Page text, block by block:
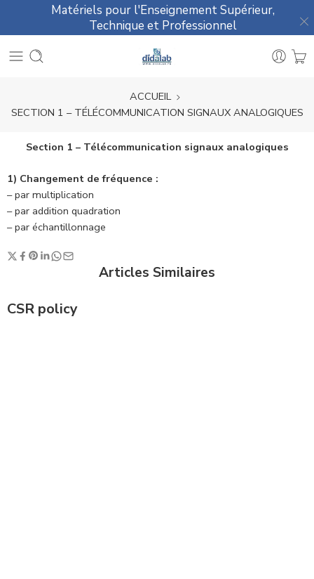
Matériels pour l'Enseignement Supérieur,
Technique et Professionnel
ACCUEIL
SECTION 1 – TÉLÉCOMMUNICATION SIGNAUX ANALOGIQUES
Section 1 – Télécommunication signaux analogiques
1) Changement de fréquence :
– par multiplication
– par addition quadration
– par échantillonnage
Articles Similaires
CSR policy